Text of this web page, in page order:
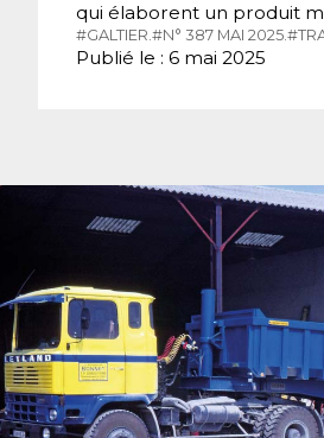
qui élaborent un produit
#GALTIER.#N° 387 MAI 2025.
Publié le : 6 mai 2025